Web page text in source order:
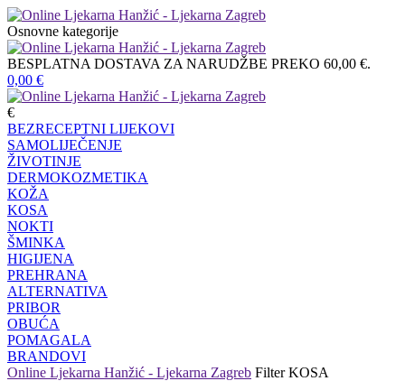
Osnovne kategorije
BESPLATNA DOSTAVA ZA NARUDŽBE PREKO 60,00 €.
0,00 €
€
BEZRECEPTNI LIJEKOVI
SAMOLIJEČENJE
ŽIVOTINJE
DERMOKOZMETIKA
KOŽA
KOSA
NOKTI
ŠMINKA
HIGIJENA
PREHRANA
ALTERNATIVA
PRIBOR
OBUĆA
POMAGALA
BRANDOVI
Online Ljekarna Hanžić - Ljekarna Zagreb Filter KOSA